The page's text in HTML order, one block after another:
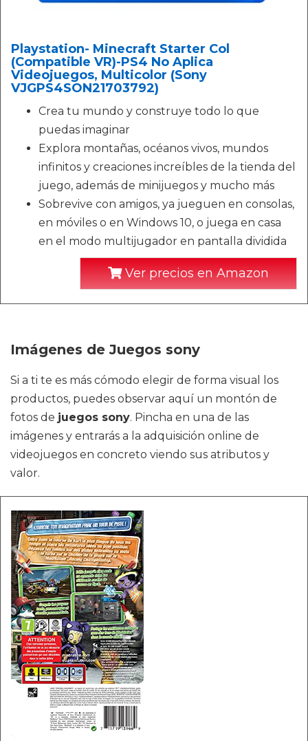
Playstation- Minecraft Starter Col
(Compatible VR)-PS4 No Aplica
Videojuegos, Multicolor (Sony
VJGPS4SON21703792)
Crea tu mundo y construye todo lo que
puedas imaginar
Explora montañas, océanos vivos, mundos
infinitos y creaciones increíbles de la tienda del
juego, además de minijuegos y mucho más
Sobrevive con amigos, ya jueguen en consolas,
en móviles o en Windows 10, o juega en casa
en el modo multijugador en pantalla dividida
Ver precios en Amazon
Imágenes de Juegos sony
Si a ti te es más cómodo elegir de forma visual los
productos, puedes observar aquí un montón de
fotos de juegos sony. Pincha en una de las
imágenes y entrarás a la adquisición online de
videojuegos en concreto viendo sus atributos y
valor.